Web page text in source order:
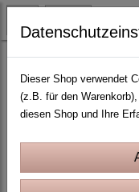
Baby und Mutterschaft
Dieser Shop verwendet
(z.B. für den
diesen Shop und Ihre